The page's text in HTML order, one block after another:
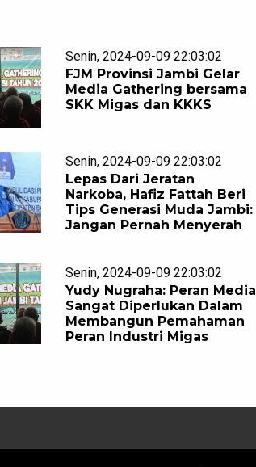
Senin, 2024-09-09 22:03:02
FJM Provinsi Jambi Gelar
Media Gathering bersama
SKK Migas dan KKKS
Senin, 2024-09-09 22:03:02
Lepas Dari Jeratan
Narkoba, Hafiz Fattah Beri
Tips Generasi Muda Jambi:
Jangan Pernah Menyerah
Senin, 2024-09-09 22:03:02
Yudy Nugraha: Peran Media
Sangat Diperlukan Dalam
Membangun Pemahaman
Peran Industri Migas